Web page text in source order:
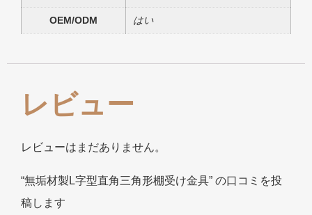
OEM/ODM はい
レビュー
レビューはまだありません。
“無垢材製L字型直角三角形棚受け金具” の口コミを投
稿します